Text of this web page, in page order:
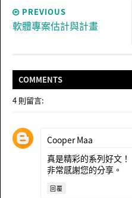
PREVIOUS
軟體專案估計與計畫
COMMENTS
4 則留言:
Cooper Maa
真是精彩的系列好文！
非常感謝您的分享。
回覆